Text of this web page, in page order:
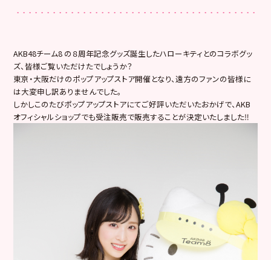
AKB48チーム8 の８周年記念グッズ誕生したハローキティとのコラボグッ
ズ、皆様ご覧いただけたでしょうか？
東京・大阪だけのポップアップストア開催となり、遠方のファンの皆様に
は大変申し訳ありませんでした。
しかしこのたびポップアップストアにてご好評いただいたおかげで、AKB
オフィシャルショップでも受注販売で販売することが決定いたしました‼️